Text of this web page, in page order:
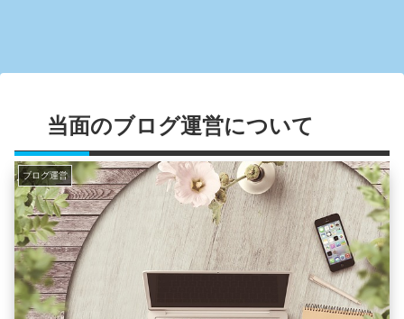
当面のブログ運営について
ブログ運営